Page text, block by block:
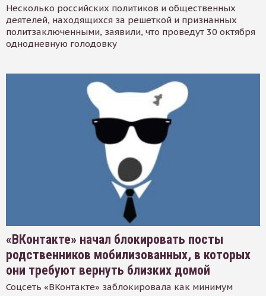
Несколько российских политиков и общественных
деятелей, находящихся за решеткой и признанных
политзаключенными, заявили, что проведут 30 октября
однодневную голодовку
«ВКонтакте» начал блокировать посты
родственников мобилизованных, в которых
они требуют вернуть близких домой
Соцсеть «ВКонтакте» заблокировала как минимум